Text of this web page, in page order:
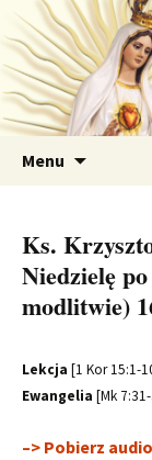
Przejdź
do
treści
Menu
Ks.
Niedzielę
modlitwie)
Lekcja [1 Kor 15:1-
Ewangelia [Mk
–> Pobierz